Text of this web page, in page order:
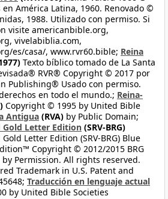
América Latina, 1960. Renovado ©
1988. Utilizado con permiso. Si
visite americanbible.org,
vivelabiblia.com,
es/casa/, www.rvr60.bible; Reina
Texto bíblico tomado de La Santa
RVR® Copyright © 2017 por
Publishing® Usado con permiso.
en todo el mundo.; Reina-
Copyright © 1995 by United Bible
Antigua (RVA) by Public Domain;
Gold Letter Edition (SRV-BRG)
Letter Edition (SRV-BRG) Blue
Copyright © 2012/2015 BRG
Permission. All rights reserved.
Trademark in U.S. Patent and
Traducción en lenguaje actual
by United Bible Societies